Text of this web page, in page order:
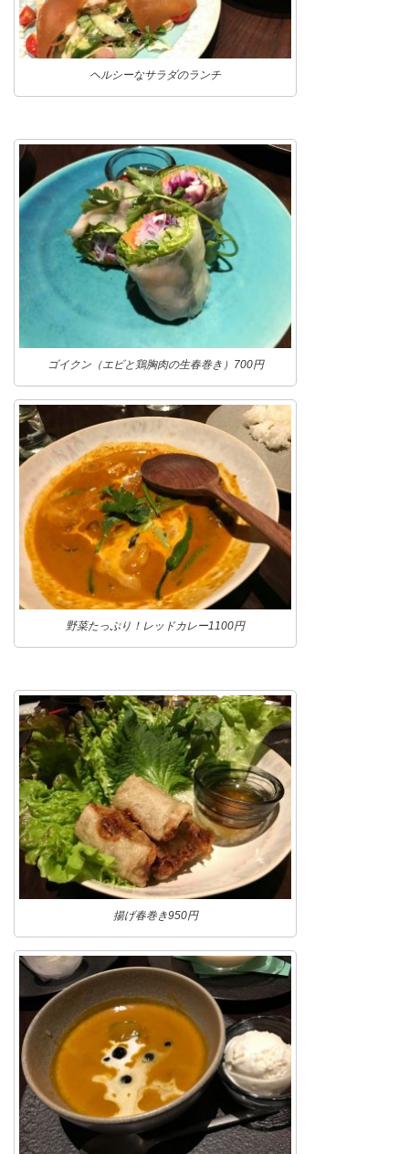
ヘルシーなサラダのランチ
ゴイクン（エビと鶏胸肉の生春巻き）700円
野菜たっぷり！レッドカレー1100円
揚げ春巻き950円